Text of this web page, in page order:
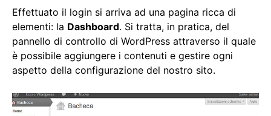
Effettuato il login si arriva ad una pagina ricca di
elementi: la Dashboard. Si tratta, in pratica, del
pannello di controllo di WordPress attraverso il quale
è possibile aggiungere i contenuti e gestire ogni
aspetto della configurazione del nostro sito.